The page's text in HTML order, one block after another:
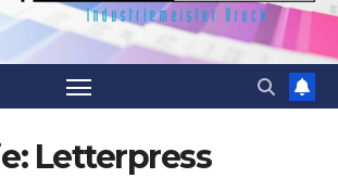
Letterpress